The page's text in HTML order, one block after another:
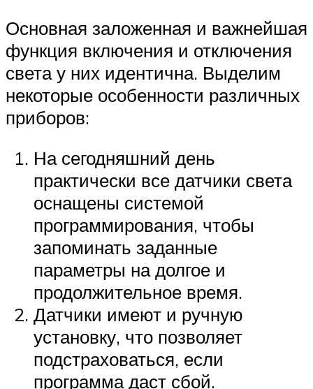
Основная заложенная и важнейшая
функция включения и отключения
света у них идентична. Выделим
некоторые особенности различных
приборов:
На сегодняшний день
практически все датчики света
оснащены системой
программирования, чтобы
запоминать заданные
параметры на долгое и
продолжительное время.
Датчики имеют и ручную
установку, что позволяет
подстраховаться, если
программа даст сбой.